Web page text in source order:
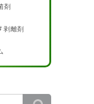
剤
剥離剤